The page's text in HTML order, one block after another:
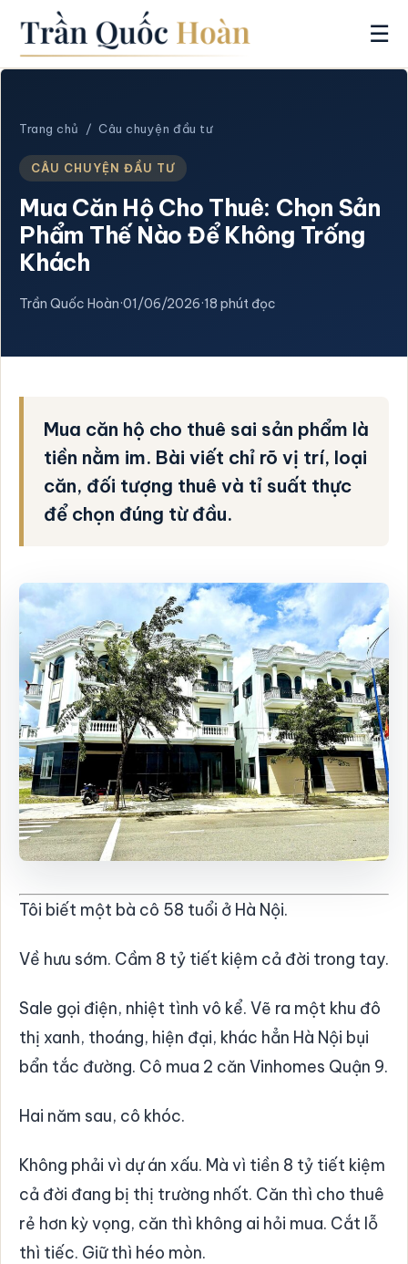
☰
Trang chủ /Câu chuyện đầu tư
CÂU CHUYỆN ĐẦU TƯ
Mua Căn Hộ Cho Thuê: Chọn Sản
Phẩm Thế Nào Để Không Trống
Khách
Trần Quốc Hoàn·01/06/2026·18 phút đọc
Mua căn hộ cho thuê sai sản phẩm là
tiền nằm im. Bài viết chỉ rõ vị trí, loại
căn, đối tượng thuê và tỉ suất thực
để chọn đúng từ đầu.
Tôi biết một bà cô 58 tuổi ở Hà Nội.
Về hưu sớm. Cầm 8 tỷ tiết kiệm cả đời trong tay.
Sale gọi điện, nhiệt tình vô kể. Vẽ ra một khu đô
thị xanh, thoáng, hiện đại, khác hẳn Hà Nội bụi
bẩn tắc đường. Cô mua 2 căn Vinhomes Quận 9.
Hai năm sau, cô khóc.
Không phải vì dự án xấu. Mà vì tiền 8 tỷ tiết kiệm
cả đời đang bị thị trường nhốt. Căn thì cho thuê
rẻ hơn kỳ vọng, căn thì không ai hỏi mua. Cắt lỗ
thì tiếc. Giữ thì héo mòn.